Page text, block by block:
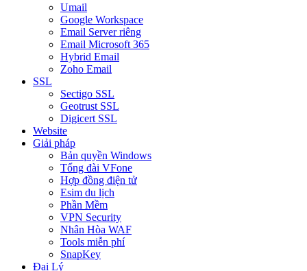
Umail
Google Workspace
Email Server riêng
Email Microsoft 365
Hybrid Email
Zoho Email
SSL
Sectigo SSL
Geotrust SSL
Digicert SSL
Website
Giải pháp
Bản quyền Windows
Tổng đài VFone
Hợp đồng điện tử
Esim du lịch
Phần Mềm
VPN Security
Nhân Hòa WAF
Tools miễn phí
SnapKey
Đại Lý